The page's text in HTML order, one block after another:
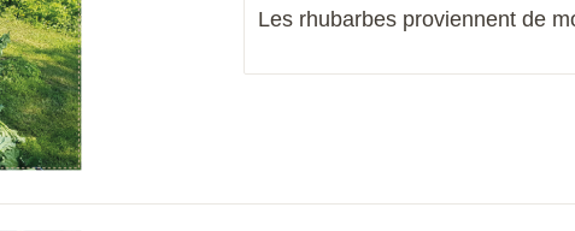
Les rhubarbes proviennent de